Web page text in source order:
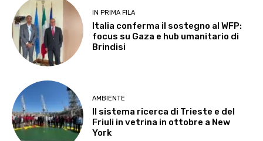
IN PRIMA FILA
Italia conferma il sostegno al WFP:
focus su Gaza e hub umanitario di
Brindisi
AMBIENTE
Il sistema ricerca di Trieste e del
Friuli in vetrina in ottobre a New
York